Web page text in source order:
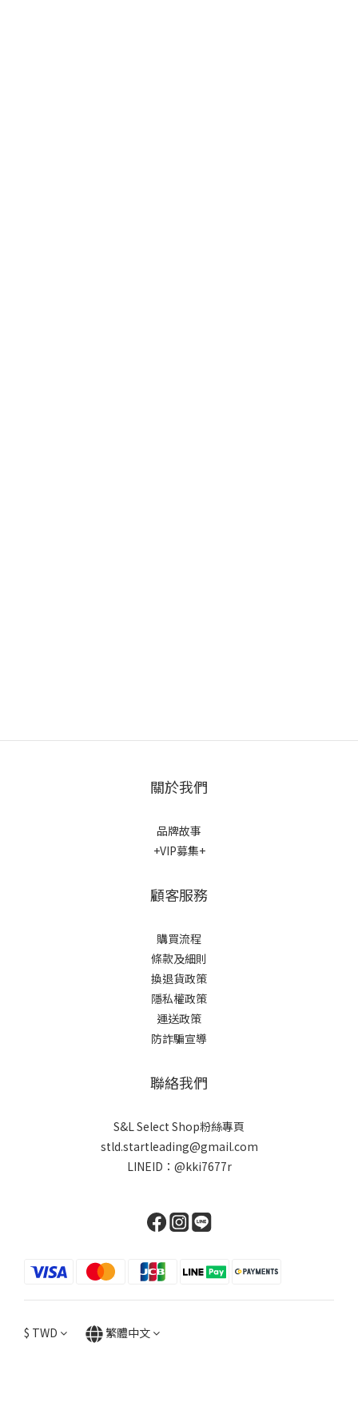
關於我們
品牌故事
+VIP募集+
顧客服務
購買流程
條款及細則
換退貨政策
隱私權政策
運送政策
防詐騙宣導
聯絡我們
S&L Select Shop粉絲專頁
stld.startleading@gmail.com
LINEID： @kki7677r
$ TWD 繁體中文